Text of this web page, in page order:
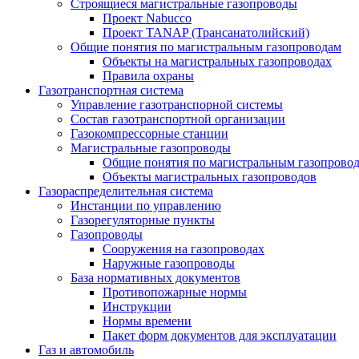
Строящиеся магистральные газопроводы
Проект Nabucco
Проект TANAP (Трансанатолийский)
Общие понятия по магистральным газопроводам
Объекты на магистральных газопроводах
Правила охраны
Газотранспортная система
Управление газотранспорной системы
Состав газотранспортной организации
Газокомпрессорные станции
Магистральные газопроводы
Общие понятия по магистральным
Объекты магистральных газопроводов
Газораспределительная система
Инстанции по управлению
Газорегуляторные пункты
Газопроводы
Сооружения на газопроводах
Наружные газопроводы
База нормативных документов
Противопожарные нормы
Инструкции
Нормы времени
Пакет форм документов для эксплуатации
Газ и автомобиль